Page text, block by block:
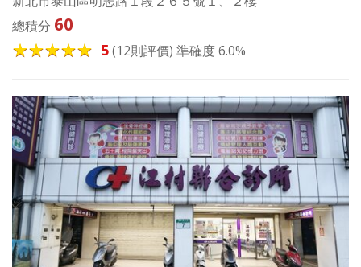
總積分 60
5(12則評價) 準確度 6.0%